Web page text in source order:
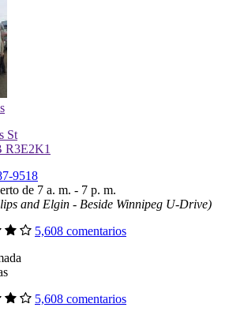
St
R3E2K1
9518
de 7 a. m. - 7 p. m.
and Elgin - Beside Winnipeg U-Drive)
5,608 comentarios
5,608 comentarios